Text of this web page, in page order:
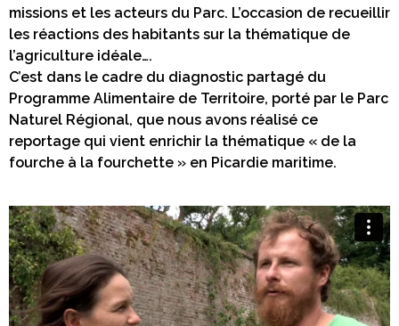
missions et les acteurs du Parc. L’occasion de recueillir
les réactions des habitants sur la thématique de
l’agriculture idéale….
C’est dans le cadre du diagnostic partagé du
Programme Alimentaire de Territoire, porté par le Parc
Naturel Régional, que nous avons réalisé ce
reportage qui vient enrichir la thématique « de la
fourche à la fourchette » en Picardie maritime.